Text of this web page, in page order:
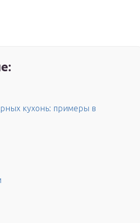
кухонь: примеры в